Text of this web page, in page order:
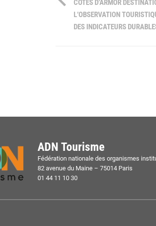
CÔTES D’ARMOR
L’OBSERVATION
DES INDICATEURS
ADN Tourisme
Fédération nationale des organismes
82 avenue du Maine – 75014 Paris
01 44 11 10 30